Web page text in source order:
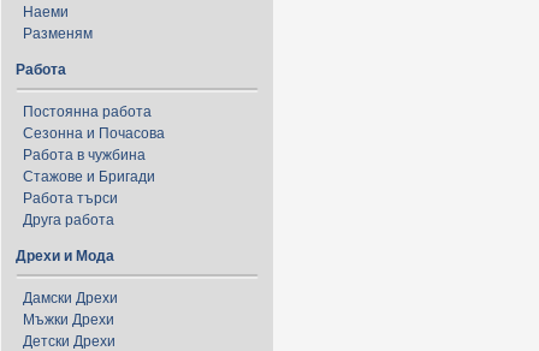
Наеми
Разменям
Работа
Постоянна работа
Сезонна и Почасова
Работа в чужбина
Стажове и Бригади
Работа търси
Друга работа
Дрехи и Мода
Дамски Дрехи
Мъжки Дрехи
Детски Дрехи